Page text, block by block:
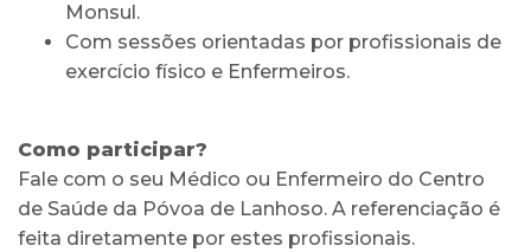
Monsul.
Com sessões orientadas por profissionais de
exercício físico e Enfermeiros.
Como participar?
Fale com o seu Médico ou Enfermeiro do Centro
de Saúde da Póvoa de Lanhoso. A referenciação é
feita diretamente por estes profissionais.